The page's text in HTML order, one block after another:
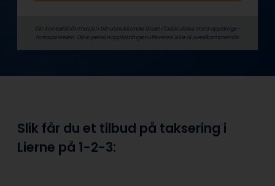
Din kontaktinformasjon blir utelukkende brukt i forbindelse med oppdrags­
forespørselen. Dine person­­opplysninger utleveres ikke til uvedkommende.
Slik får du et tilbud på taksering i
Lierne på 1-2-3: